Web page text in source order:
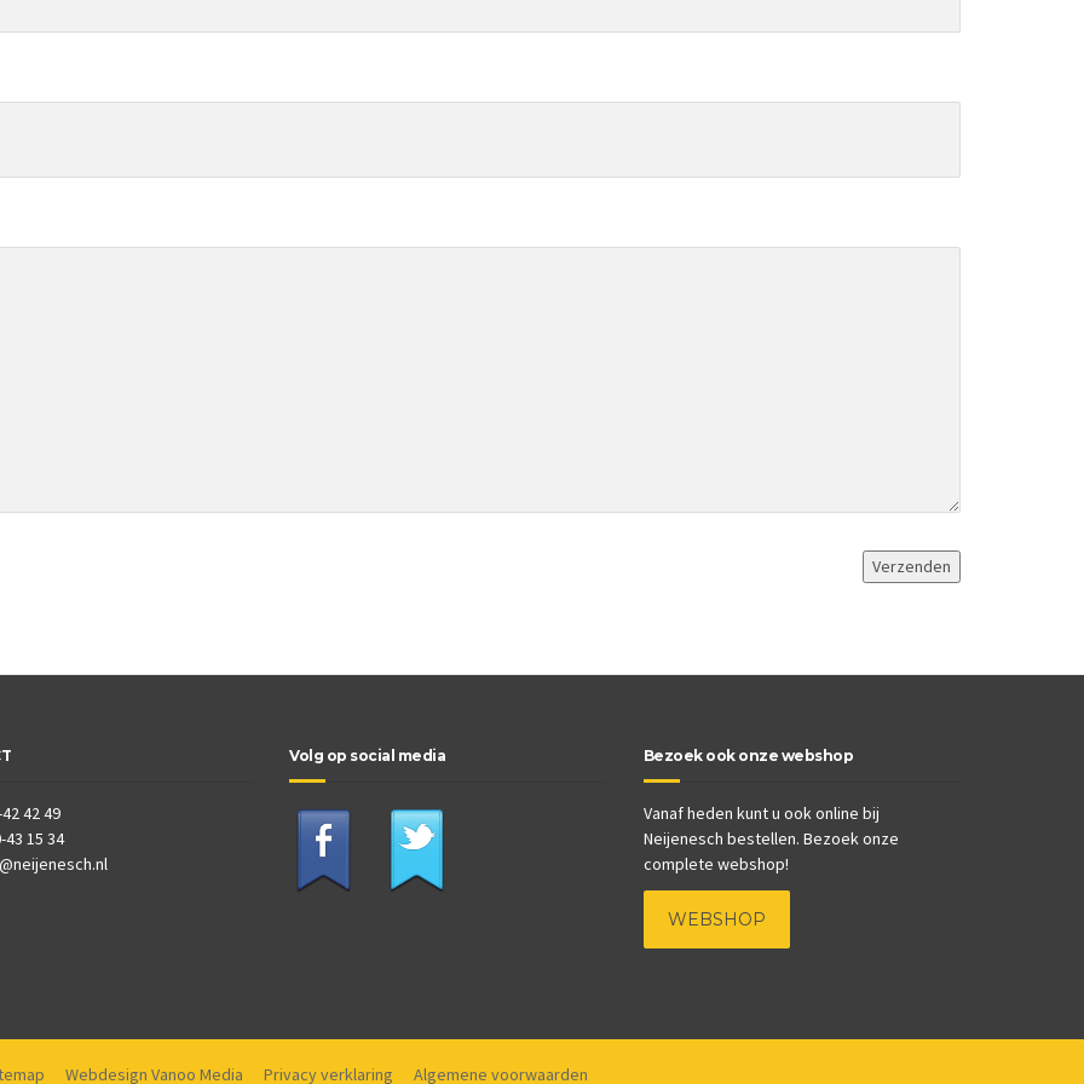
42 49
43 15 34
Volg op social media Bezoek ook onze webshop
Vanaf heden kunt u ook online bij
Neijenesch bestellen. Bezoek onze
complete webshop!
WEBSHOP
Webdesign Vanoo Media Privacy verklaring Algemene voorwaarden